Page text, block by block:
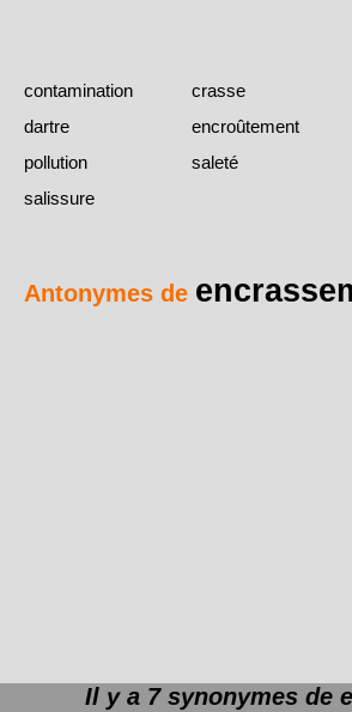
contamination
crasse
dartre
encroûtement
pollution
saleté
salissure
Antonymes de
Il y a 7 synonymes de